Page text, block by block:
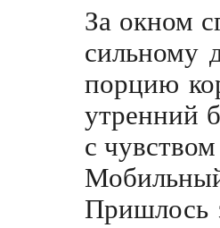
За окном
сильному
порцию
утренний
с
Пришлось